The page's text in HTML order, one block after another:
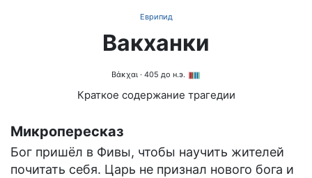
Еврипид
Вакханки
Βάκχαι· 405 до н.э.
Краткое содержание трагедии
Микропересказ
Бог пришёл в Фивы, чтобы научить жителей
почитать себя. Царь не признал нового бога и